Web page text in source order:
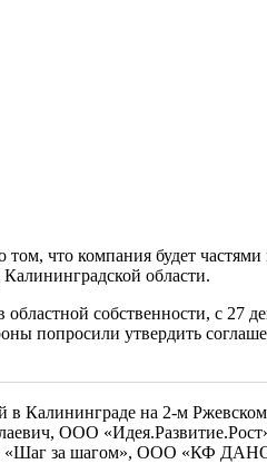
что компания будет
области.
собственности, с 27
попросили утвердить
Калининграде на 2-м Ржевском
ООО
«Шаг за шагом», ООО «КФ